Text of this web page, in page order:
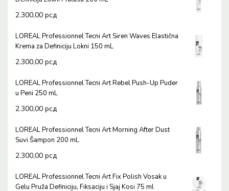
2.300,00 рсд
LOREAL Professionnel Tecni Art Siren Waves Elastična
Krema za Definiciju Lokni 150 mL
2.300,00 рсд
LOREAL Professionnel Tecni Art Rebel Push-Up Puder
u Peni 250 mL
2.300,00 рсд
LOREAL Professionnel Tecni Art Morning After Dust
Suvi Šampon 200 mL
2.300,00 рсд
LOREAL Professionnel Tecni Art Fix Polish Vosak u
Gelu Pruža Definiciju, Fiksaciju i Sjaj Kosi 75 ml